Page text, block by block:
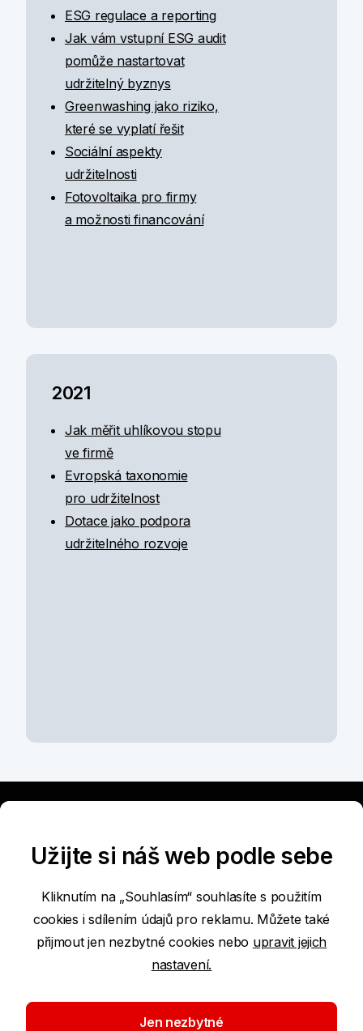
ESG regulace a reporting
Jak vám vstupní ESG audit
pomůže nastartovat
udržitelný byznys
Greenwashing jako riziko,
které se vyplatí řešit
Sociální aspekty
udržitelnosti
Fotovoltaika pro firmy
a možnosti financování
2021
Jak měřit uhlíkovou stopu
ve firmě
Evropská taxonomie
pro udržitelnost
Dotace jako podpora
udržitelného rozvoje
Podmínky používání internetových stránek
Prohlášení o přístupnosti
Ochrana osobních údajů
Whistleblowing
Užijte si náš web podle sebe
Kliknutím na „Souhlasím“ souhlasíte s použitím
cookies i sdílením údajů pro reklamu. Můžete také
přijmout jen nezbytné cookies nebo upravit jejich
nastavení.
Jen nezbytné